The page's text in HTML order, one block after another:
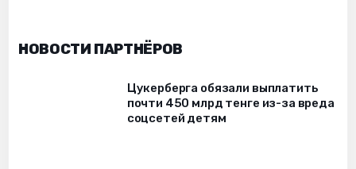
НОВОСТИ ПАРТНЁРОВ
Цукерберга обязали выплатить
почти 450 млрд тенге из-за вреда
соцсетей детям